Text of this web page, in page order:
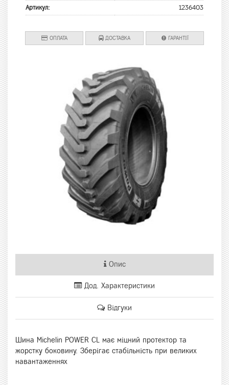
Артикул: 1236403
ОПЛАТА ДОСТАВКА ГАРАНТІЇ
Опис
Дод. Характеристики
Відгуки
Шина Michelin POWER CL має міцний протектор та
жорстку боковину. Зберігає стабільність при великих
навантаженнях